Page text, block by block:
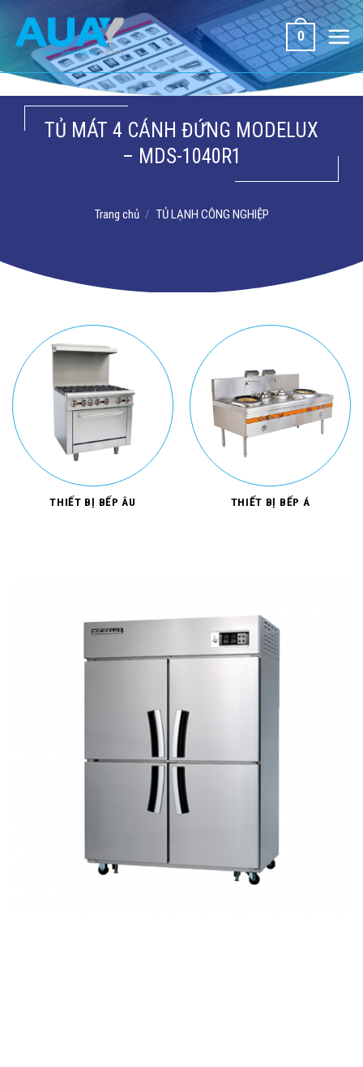
dung
0
TỦ MÁT 4 CÁNH ĐỨNG MODELUX
– MDS-1040R1
Trang chủ / TỦ LẠNH CÔNG NGHIỆP
THIẾT BỊ BẾP ÂU THIẾT BỊ BẾP Á